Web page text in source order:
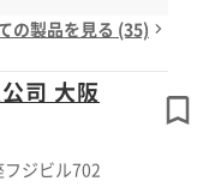
の製品を見る (35)
司 大阪
ジビル702